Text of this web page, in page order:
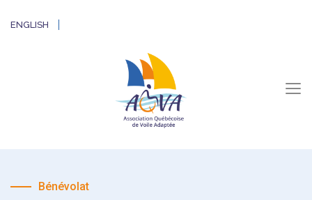
ENGLISH
Bénévolat